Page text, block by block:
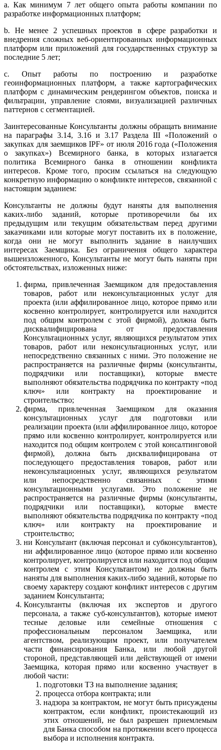
a. Как минимум 7 лет общего опыта работы компании по
разработке информационных платформ;
b. Не менее 2 успешных проектов в сфере разработки и
внедрения сложных веб-ориентированных информационных
платформ или приложений для государственных структур за
последние 5 лет;
c. Опыт работы по построению и разработке
геоинформационных платформ, а также картографических
платформ с динамическим рендерингом объектов, поиска и
фильтрации, управление слоями, визуализацией различных
паттернов с сегментацией.
Заинтересованные Консультанты должны обращать внимание
на параграфы 3.14, 3.16 и 3.17 Раздела III «Положений о
закупках для заемщиков IPF» от июля 2016 года («Положения
о закупках») Всемирного банка, в которых излагается
политика Всемирного банка в отношении конфликта
интересов. Кроме того, просим ссылаться на следующую
конкретную информацию о конфликте интересов, связанной с
настоящим заданием:
Консультанты не должны будут наняты для выполнения
каких-либо заданий, которые противоречили бы их
предыдущим или текущим обязательствам перед другими
заказчиками или которые могут поставить их в положение,
когда они не могут выполнить задание в наилучших
интересах Заемщика. Без ограничения общего характера
вышеизложенного, Консультанты не могут быть наняты при
обстоятельствах, изложенных ниже:
фирма, привлеченная Заемщиком для предоставления
товаров, работ или неконсультационных услуг для
проекта (или аффилированное лицо, которое прямо или
косвенно контролирует, контролируется или находится
под общим контролем с этой фирмой), должна быть
дисквалифицирована от предоставления
Консультационных услуг, являющихся результатом этих
товаров, работ или неконсультационных услуг, или
непосредственно связанных с ними. Это положение не
распространяется на различные фирмы (консультанты,
подрядчики или поставщики), которые вместе
выполняют обязательства подрядчика по контракту «под
ключ» или контракту на проектирование и
строительство;
фирма, привлеченная Заемщиком для оказания
консультационных услуг для подготовки или
реализации проекта (или аффилированное лицо, которое
прямо или косвенно контролирует, контролируется или
находится под общим контролем с этой консалтинговой
фирмой), должна быть дисквалифицирована от
последующего предоставления товаров, работ или
неконсультационных услуг, являющихся результатом
или непосредственно связанных с этими
консультационными услугами. Это положение не
распространяется на различные фирмы (консультанты,
подрядчики или поставщики), которые вместе
выполняют обязательства подрядчика по контракту «под
ключ» или контракту на проектирование и
строительство;
ни Консультант (включая персонал и субконсультантов),
ни аффилированное лицо (которое прямо или косвенно
контролирует, контролируется или находится под общим
контролем с этим Консультантом) не должны быть
наняты для выполнения каких-либо заданий, которые по
своему характеру создают конфликт интересов с другим
заданием Консультанта;
Консультанты (включая их экспертов и другого
персонала, а также суб-консультантов), которые имеют
тесные деловые или семейные отношения с
профессиональным персоналом Заемщика, или
агентством, реализующим проект, или получателем
части финансирования Банка, или любой другой
стороной, представляющей или действующей от имени
Заемщика, которая прямо или косвенно участвует в
любой части:
подготовки ТЗ на выполнение задания;
процесса отбора контракта; или
надзора за контрактом, не могут быть присуждены
контрактом, если конфликт, проистекающий из
этих отношений, не был разрешен приемлемым
для Банка способом на протяжении всего процесса
выбора и исполнения контракта.